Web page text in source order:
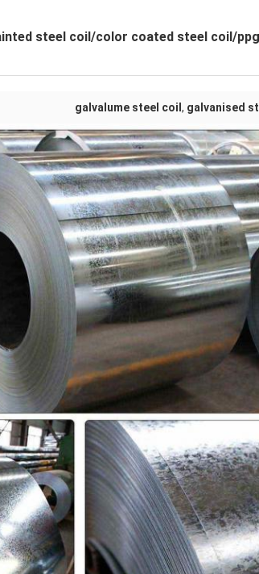
steel coil/color coated steel coil/
galvalume steel coil , galvanised